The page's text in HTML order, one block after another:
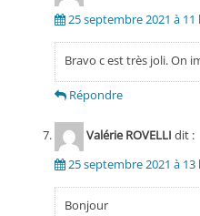
25 septembre 2021 à 11
Bravo c est très joli. On
Répondre
Valérie ROVELLI dit :
25 septembre 2021 à 13
Bonjour